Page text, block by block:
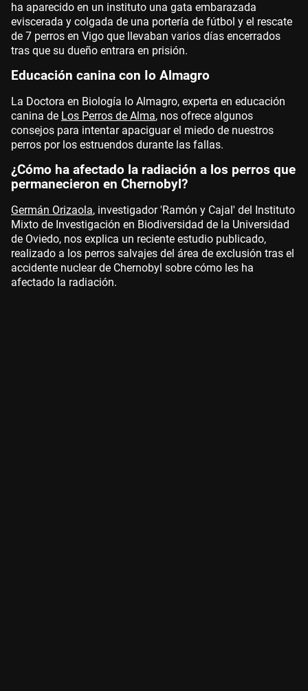
ha aparecido en un instituto una gata embarazada
eviscerada y colgada de una portería de fútbol y el rescate
de 7 perros en Vigo que llevaban varios días encerrados
tras que su dueño entrara en prisión.
Educación canina con Io Almagro
La Doctora en Biología Io Almagro, experta en educación
canina de Los Perros de Alma, nos ofrece algunos
consejos para intentar apaciguar el miedo de nuestros
perros por los estruendos durante las fallas.
¿Cómo ha afectado la radiación a los perros que
permanecieron en Chernobyl?
Germán Orizaola, investigador 'Ramón y Cajal' del Instituto
Mixto de Investigación en Biodiversidad de la Universidad
de Oviedo, nos explica un reciente estudio publicado,
realizado a los perros salvajes del área de exclusión tras el
accidente nuclear de Chernobyl sobre cómo les ha
afectado la radiación.